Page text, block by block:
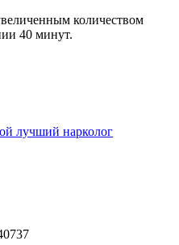
количеством
40 минут.